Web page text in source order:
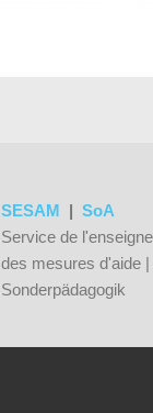
SESAM | SoA
Service de
des mesures d'aide |
Sonderpädagogik